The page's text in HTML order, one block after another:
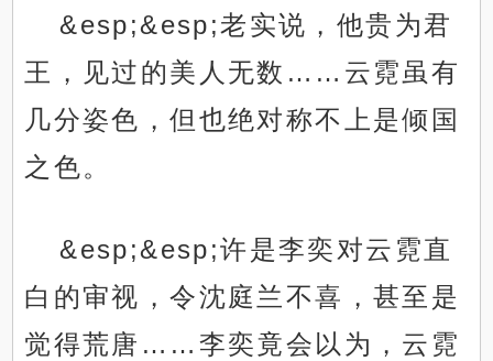
&esp;&esp;老实说，他贵为君
王，见过的美人无数……云霓虽有
几分姿色，但也绝对称不上是倾国
之色。
&esp;&esp;许是李奕对云霓直
白的审视，令沈庭兰不喜，甚至是
觉得荒唐……李奕竟会以为，云霓